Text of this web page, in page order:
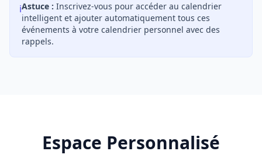
ℹ️Astuce : Inscrivez-vous pour accéder au calendrier
intelligent et ajouter automatiquement tous ces
événements à votre calendrier personnel avec des
rappels.
Espace Personnalisé